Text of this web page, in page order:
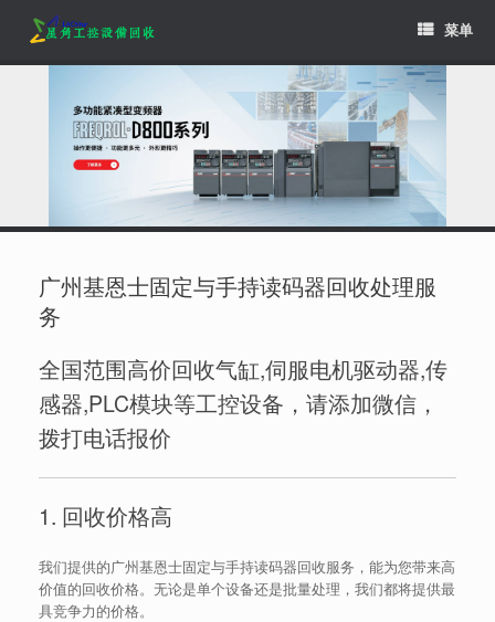
content
菜单
广州基恩士固定与手持读码器回收处理服
务
全国范围高价回收气缸,伺服电机驱动器,传
感器,PLC模块等工控设备，请添加微信，
拨打电话报价
1. 回收价格高
我们提供的广州基恩士固定与手持读码器回收服务，能为您带来高
价值的回收价格。无论是单个设备还是批量处理，我们都将提供最
具竞争力的价格。